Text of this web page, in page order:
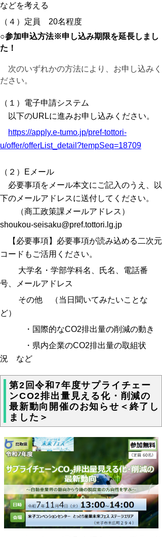
などを考える
（４）定員 20名程度
○参加申込方法※申し込み期限を延長しまし
た！
次のいずれかの方法により、お申し込みく
ださい。
（１）電子申請システム
以下のURLに進みお申し込みください。
https://apply.e-tumo.jp/pref-tottori-
u/offer/offerList_detail?tempSeq=18709
（２）Eメール
必要事項をメール本文にご記入のうえ、以
下のメールアドレスに送付してください。
（商工政策課メールアドレス）
shoukou-seisaku@pref.tottori.lg.jp
【 必要事項】 必要事項が読み込める二次元
コードもご活用ください。
大学名・学部学科名、氏名、電話番
号、メールアドレス
その他 （当日聞いてみたいことな
ど）
・国際的なCO2排出量の削減の動き
・県内企業のCO2排出量の取組状
況 など
第2回令和7年度サプライチェー
ンCO2排出量見える化・削減の
最新動向開催のお知らせ＜終了し
ました＞